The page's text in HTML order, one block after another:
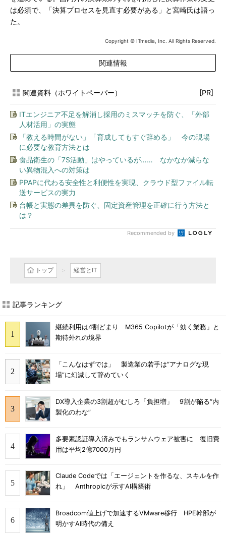
は必須で、「決算プロセスを見直す必要がある」と宮崎氏は語っ
た。
Copyright © ITmedia, Inc. All Rights Reserved.
関連情報
関連資料（ホワイトペーパー） [PR]
ITエンジニア不足を解消し採用のミスマッチを防ぐ、「外部
人材活用」の実態
「教える時間がない」「育成してもすぐ辞める」 今の現場
に必要な教育方法とは
食品衛生の「7S活動」はやっているが…… なかなか減らな
い異物混入への対策は
PPAPに代わる安全性と利便性を実現、クラウド型ファイル転
送サービスの実力
台帳と実態の差異を防ぐ、固定資産管理を正確に行う方法と
は？
Recommended by
トップ 経営とIT
記事ランキング
継続利用は4割どまり M365 Copilotが「効く業務」と
期待外れの境界
「こんなはずでは」 製造業の若手は“アナログな現
場”に幻滅して辞めていく
DX導入企業の3割超がむしろ「負担増」 9割が陥る“内
製化のわな”
多要素認証導入済みでもランサムウェア被害に 復旧費
用は平均2億7000万円
Claude Codeでは「エージェントを作るな、スキルを作
れ」 Anthropicが示すAI構築術
Broadcom値上げで加速するVMware移行 HPE幹部が
明かすAI時代の備え